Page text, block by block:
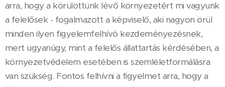
arra, hogy a körülöttünk lévő környezetért mi vagyunk
a felelősek - fogalmazott a képviselő, aki nagyon örül
minden ilyen figyelemfelhívó kezdeményezésnek,
mert ugyanúgy, mint a felelős állattartás kérdésében, a
környezetvédelem esetében is szemléletformálásra
van szükség. Fontos felhívni a figyelmet arra, hogy a